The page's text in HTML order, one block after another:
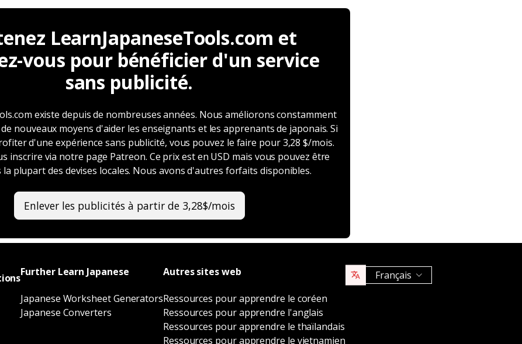
LearnJapaneseTools.com et
vous pour bénéficier d'un service
sans publicité.
existe depuis de nombreuses années. Nous améliorons constamment
nouveaux moyens d'aider les enseignants et les apprenants de japonais. Si
d'une expérience sans publicité, vous pouvez le faire pour 3,28 $/mois.
inscrire via notre page Patreon. Ce prix est en USD mais vous pouvez être
plupart des devises locales. Nous avons d'autres forfaits disponibles.
Enlever les publicités à partir de 3,28$/mois
Further Learn Japanese
Japanese Worksheet Generators
Japanese Converters
Autres sites web
Ressources pour apprendre le coréen
Ressources pour apprendre l'anglais
Ressources pour apprendre le thaïlandais
Ressources pour apprendre le vietnamien
Français